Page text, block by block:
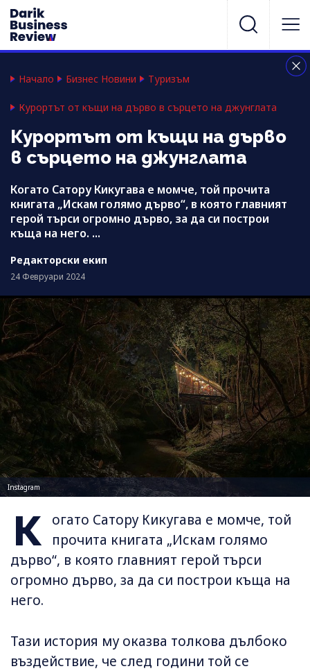
Начало Бизнес Новини Туризъм
Курортът от къщи на дърво в сърцето на джунглата
Курортът от къщи на дърво
в сърцето на джунглата
Когато Сатору Кикугава е момче, той прочита
книгата „Искам голямо дърво“, в която главният
герой търси огромно дърво, за да си построи
къща на него. ...
Редакторски екип
24 Февруари 2024
Instagram
К
огато Сатору Кикугава е момче, той
прочита книгата „Искам голямо
дърво“, в която главният герой търси
огромно дърво, за да си построи къща на
него.
Тази история му оказва толкова дълбоко
въздействие, че след години той се